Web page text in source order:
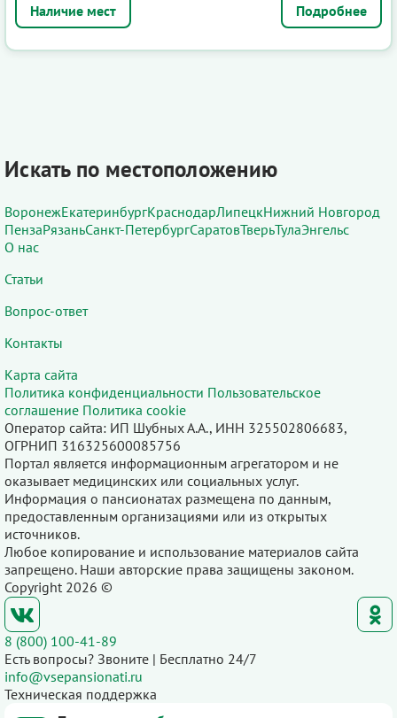
Подробнее
Искать по местоположению
ВоронежЕкатеринбургКраснодарЛипецкНижний Новгород
ПензаРязаньСанкт-ПетербургСаратовТверьТулаЭнгельс
О нас
Статьи
Вопрос-ответ
Контакты
Карта сайта
Политика конфиденциальности Пользовательское
соглашение Политика cookie
Оператор сайта: ИП Шубных А.А., ИНН 325502806683,
ОГРНИП 316325600085756
Портал является информационным агрегатором и не
оказывает медицинских или социальных услуг.
Информация о пансионатах размещена по данным,
предоставленным организациями или из открытых
источников.
Любое копирование и использование материалов сайта
запрещено. Наши авторские права защищены законом.
Copyright 2026 ©
8 (800) 100-41-89
Есть вопросы? Звоните | Бесплатно 24/7
info@vsepansionati.ru
Техническая поддержка